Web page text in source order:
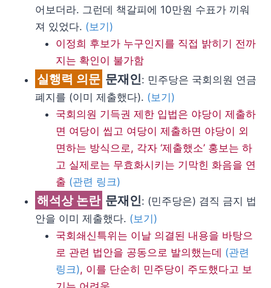
어보더라. 그런데 책갈피에 10만원 수표가 끼워
져 있었다. (보기)
이정희 후보가 누구인지를 직접 밝히기 전까
지는 확인이 불가함
실행력 의문 문재인: 민주당은 국회의원 연금
폐지를 (이미 제출했다). (보기)
국회의원 기득권 제한 입법은 야당이 제출하
면 여당이 씹고 여당이 제출하면 야당이 외
면하는 방식으로, 각자 ‘제출했소’ 홍보는 하
고 실제로는 무효화시키는 기막힌 화음을 연
출 (관련 링크)
해석상 논란 문재인: (민주당은) 겸직 금지 법
안을 이미 제출했다. (보기)
국회쇄신특위는 이날 의결된 내용을 바탕으
로 관련 법안을 공동으로 발의했는데 (관련
링크), 이를 단순히 민주당이 주도했다고 보